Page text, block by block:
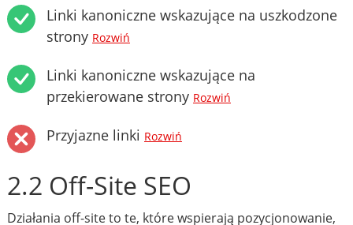
Linki kanoniczne wskazujące na uszkodzone
strony Rozwiń
Linki kanoniczne wskazujące na
przekierowane strony Rozwiń
Przyjazne linki Rozwiń
2.2 Off-Site SEO
Działania off-site to te, które wspierają pozycjonowanie,